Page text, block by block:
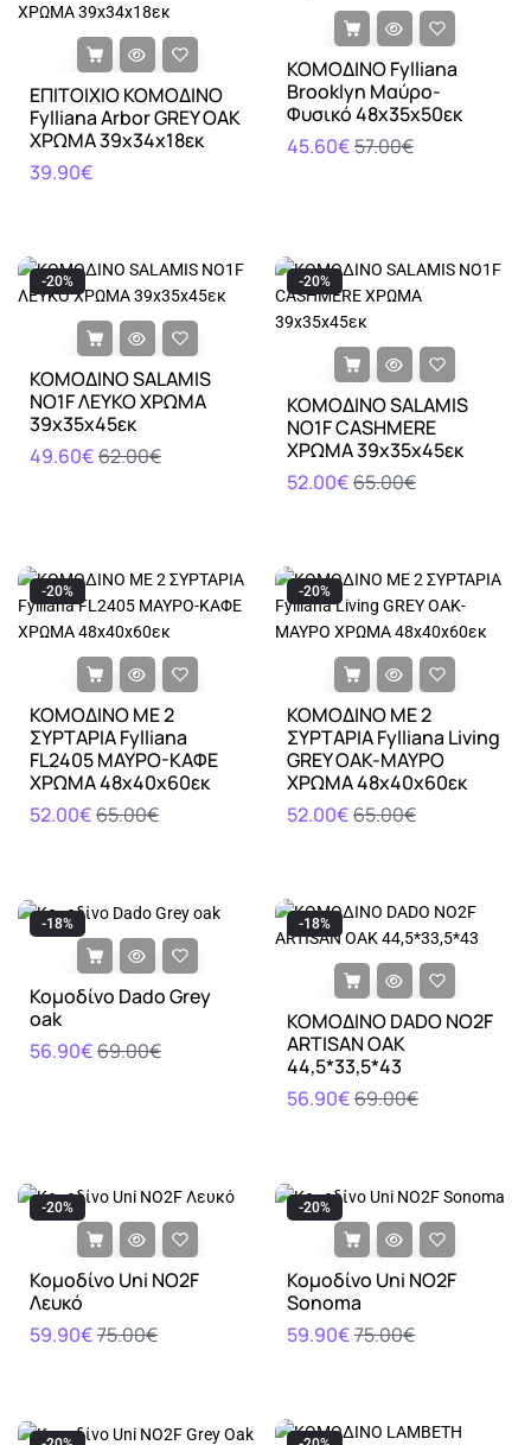
ΕΠΙΤΟΙΧΙΟ ΚΟΜΟΔΙΝΟ
Fylliana Arbor GREY OAK
ΧΡΩΜΑ 39x34x18εκ
39.90€
ΚΟΜΟΔΙΝΟ Fylliana
Brooklyn Μαύρο-
Φυσικό 48x35x50εκ
45.60€57.00€
ΚΟΜΟΔΙΝΟ SALAMIS
NO1F ΛΕΥΚΟ ΧΡΩΜΑ
39x35x45εκ
49.60€62.00€
-20%
ΚΟΜΟΔΙΝΟ SALAMIS
NO1F CASHMERE
ΧΡΩΜΑ 39x35x45εκ
52.00€65.00€
-20%
ΚΟΜΟΔΙΝΟ ΜΕ 2
ΣΥΡΤΑΡΙΑ Fylliana
FL2405 ΜΑΥΡΟ-ΚΑΦΕ
ΧΡΩΜΑ 48x40x60εκ
52.00€65.00€
-20%
ΚΟΜΟΔΙΝΟ ΜΕ 2
ΣΥΡΤΑΡΙΑ Fylliana Living
GREY OAK-ΜΑΥΡΟ
ΧΡΩΜΑ 48x40x60εκ
52.00€65.00€
-20%
Κομοδίνο Dado Grey
oak
56.90€69.00€
-18%
ΚΟΜΟΔΙΝΟ DADO NO2F
ARTISAN OAK
44,5*33,5*43
56.90€69.00€
-18%
Κομοδίνο Uni NO2F
Λευκό
59.90€75.00€
-20%
Κομοδίνο Uni NO2F
Sonoma
59.90€75.00€
-20%